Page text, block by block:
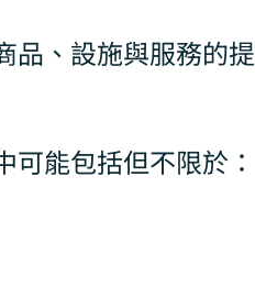
品、設施與服務的提
能包括但不限於：